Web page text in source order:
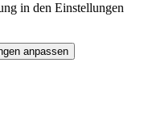
in den Einstellungen
anpassen